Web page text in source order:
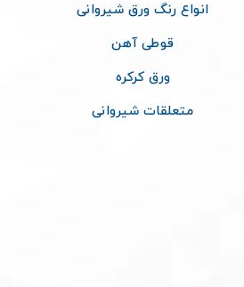
انواع رنگ ورق شیروانی
قوطی آهن
ورق کرکره
متعلقات شیروانی